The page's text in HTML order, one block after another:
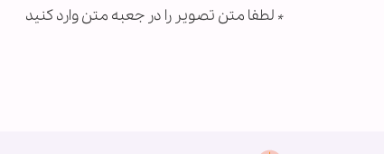
* لطفا متن تصویر را در جعبه متن وارد کنید